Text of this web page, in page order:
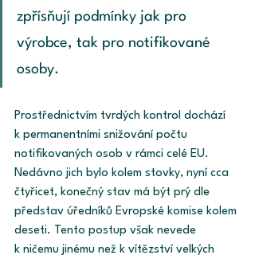
zpřísňují podmínky jak pro
výrobce, tak pro notifikované
osoby.
Prostřednictvím tvrdých kontrol dochází
k permanentními snižování počtu
notifikovaných osob v rámci celé EU.
Nedávno jich bylo kolem stovky, nyní cca
čtyřicet, konečný stav má být prý dle
představ úředníků Evropské komise kolem
deseti. Tento postup však nevede
k ničemu jinému než k vítězství velkých